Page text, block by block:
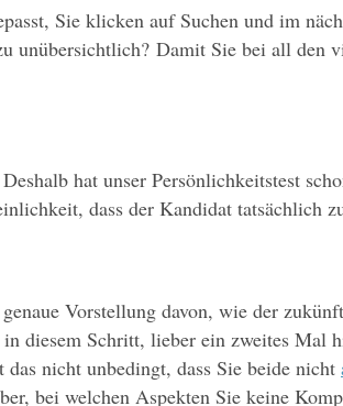
Sie klicken auf Suchen und im
unübersichtlich? Damit Sie bei all den
hat unser Persönlichkeitstest
dass der Kandidat tatsächlich
Vorstellung davon, wie der
diesem Schritt, lieber ein zweites Mal
nicht unbedingt, dass Sie beide nicht
bei welchen Aspekten Sie keine